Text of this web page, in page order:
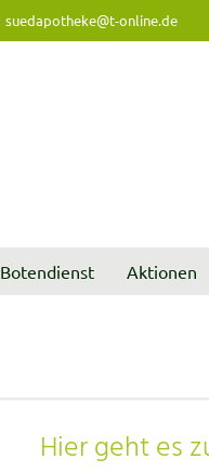
suedapotheke@t-online.de
Botendienst Aktionen
Hier geht es